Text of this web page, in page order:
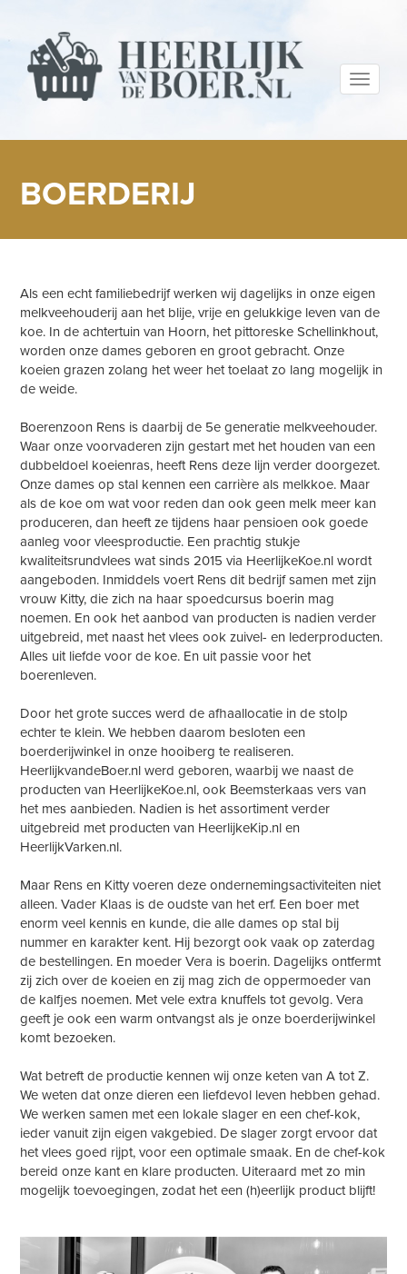
Toggle
BOERDERIJ
Als een echt familiebedrijf werken wij dagelijks in onze eigen
melkveehouderij aan het blije, vrije en gelukkige leven van de
koe. In de achtertuin van Hoorn, het pittoreske Schellinkhout,
worden onze dames geboren en groot gebracht. Onze
koeien grazen zolang het weer het toelaat zo lang mogelijk in
de weide.
Boerenzoon Rens is daarbij de 5e generatie melkveehouder.
Waar onze voorvaderen zijn gestart met het houden van een
dubbeldoel koeienras, heeft Rens deze lijn verder doorgezet.
Onze dames op stal kennen een carrière als melkkoe. Maar
als de koe om wat voor reden dan ook geen melk meer kan
produceren, dan heeft ze tijdens haar pensioen ook goede
aanleg voor vleesproductie. Een prachtig stukje
kwaliteitsrundvlees wat sinds 2015 via HeerlijkeKoe.nl wordt
aangeboden. Inmiddels voert Rens dit bedrijf samen met zijn
vrouw Kitty, die zich na haar spoedcursus boerin mag
noemen. En ook het aanbod van producten is nadien verder
uitgebreid, met naast het vlees ook zuivel- en lederproducten.
Alles uit liefde voor de koe. En uit passie voor het
boerenleven.
Door het grote succes werd de afhaallocatie in de stolp
echter te klein. We hebben daarom besloten een
boerderijwinkel in onze hooiberg te realiseren.
HeerlijkvandeBoer.nl werd geboren, waarbij we naast de
producten van HeerlijkeKoe.nl, ook Beemsterkaas vers van
het mes aanbieden. Nadien is het assortiment verder
uitgebreid met producten van HeerlijkeKip.nl en
HeerlijkVarken.nl.
Maar Rens en Kitty voeren deze ondernemingsactiviteiten niet
alleen. Vader Klaas is de oudste van het erf. Een boer met
enorm veel kennis en kunde, die alle dames op stal bij
nummer en karakter kent. Hij bezorgt ook vaak op zaterdag
de bestellingen. En moeder Vera is boerin. Dagelijks ontfermt
zij zich over de koeien en zij mag zich de oppermoeder van
de kalfjes noemen. Met vele extra knuffels tot gevolg. Vera
geeft je ook een warm ontvangst als je onze boerderijwinkel
komt bezoeken.
Wat betreft de productie kennen wij onze keten van A tot Z.
We weten dat onze dieren een liefdevol leven hebben gehad.
We werken samen met een lokale slager en een chef-kok,
ieder vanuit zijn eigen vakgebied. De slager zorgt ervoor dat
het vlees goed rijpt, voor een optimale smaak. En de chef-kok
bereid onze kant en klare producten. Uiteraard met zo min
mogelijk toevoegingen, zodat het een (h)eerlijk product blijft!